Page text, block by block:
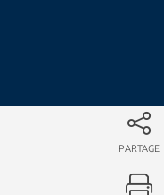
PARTAGE